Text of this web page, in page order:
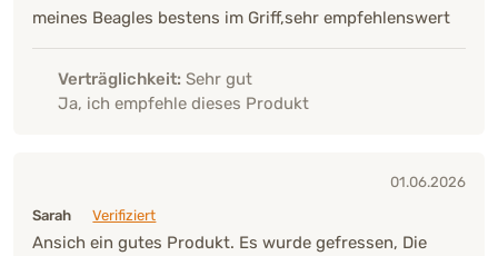
meines Beagles bestens im Griff,sehr empfehlenswert
Verträglichkeit: Sehr gut
Ja, ich empfehle dieses Produkt
01.06.2026
Sarah
Verifiziert
Ansich ein gutes Produkt. Es wurde gefressen, Die